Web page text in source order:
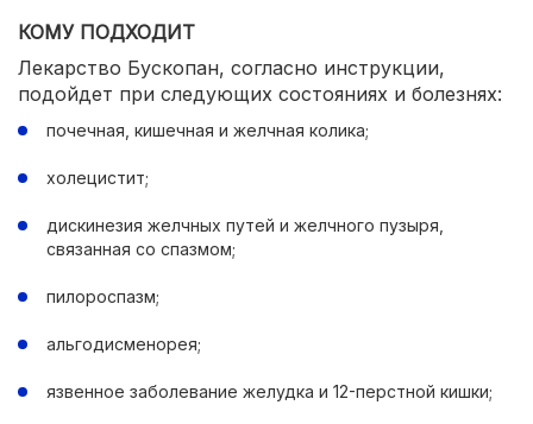
КОМУ ПОДХОДИТ
Лекарство Бускопан, согласно инструкции,
подойдет при следующих состояниях и болезнях:
почечная, кишечная и желчная колика;
холецистит;
дискинезия желчных путей и желчного пузыря,
связанная со спазмом;
пилороспазм;
альгодисменорея;
язвенное заболевание желудка и 12-перстной кишки;